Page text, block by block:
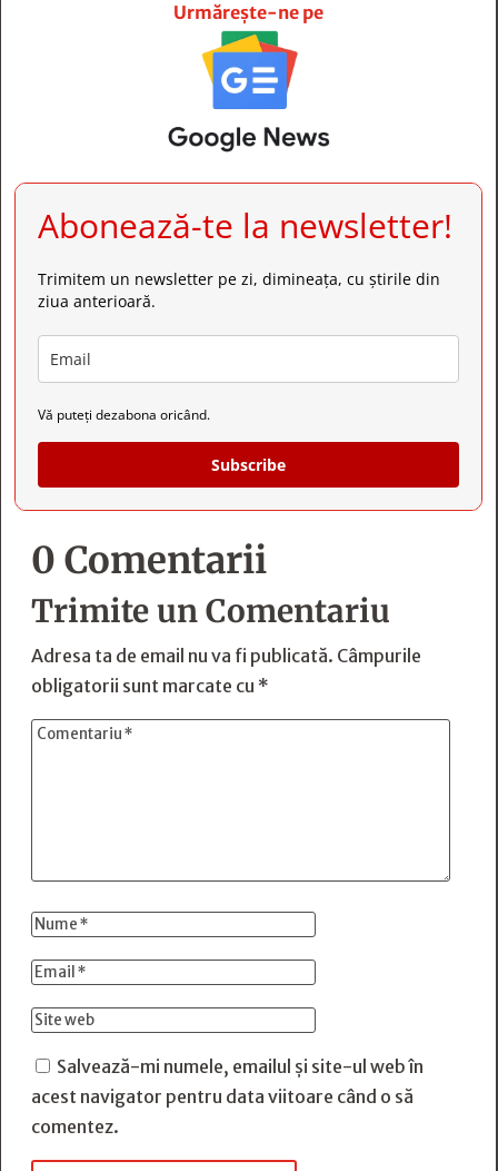
Urmărește-ne pe
Abonează-te la newsletter!
Trimitem un newsletter pe zi, dimineața, cu știrile din
ziua anterioară.
Vă puteți dezabona oricând.
Subscribe
0 Comentarii
Trimite un Comentariu
Adresa ta de email nu va fi publicată. Câmpurile
obligatorii sunt marcate cu *
Salvează-mi numele, emailul și site-ul web în
acest navigator pentru data viitoare când o să
comentez.